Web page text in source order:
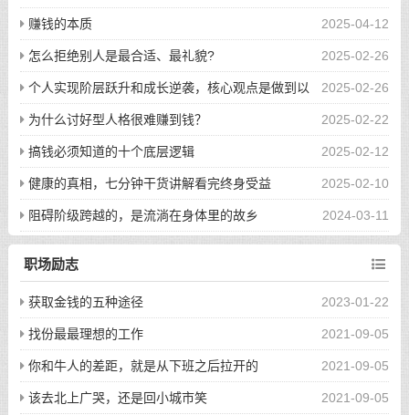
2025-04-12
赚钱的本质
2025-02-26
怎么拒绝别人是最合适、最礼貌?
2025-02-26
个人实现阶层跃升和成长逆袭，核心观点是做到以
下八件事 2025-02-22
为什么讨好型人格很难赚到钱？
2025-02-12
搞钱必须知道的十个底层逻辑
2025-02-10
健康的真相，七分钟干货讲解看完终身受益
2024-03-11
阻碍阶级跨越的，是流淌在身体里的故乡
职场励志
2023-01-22
获取金钱的五种途径
2021-09-05
找份最最理想的工作
2021-09-05
你和牛人的差距，就是从下班之后拉开的
2021-09-05
该去北上广哭，还是回小城市笑